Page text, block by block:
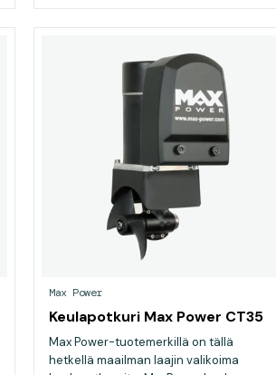
Max Power
Keulapotkuri Max Power CT35
Max Power-tuotemerkillä on tällä
hetkellä maailman laajin valikoima